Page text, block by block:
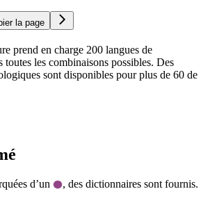
la page
prend en charge 200 langues de
toutes les combinaisons possibles. Des
sont disponibles pour plus de 60 de
d’un , des dictionnaires sont fournis.